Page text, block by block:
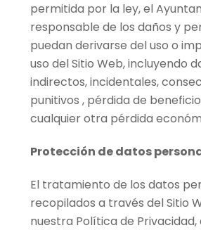
permitida por la ley, el
responsable de los daños y
puedan derivarse del uso o
uso del Sitio Web, incluyendo
indirectos, incidentales,
punitivos , pérdida de
cualquier otra pérdida
Protección de datos
El tratamiento de los datos
recopilados a través del Sitio
nuestra Política de